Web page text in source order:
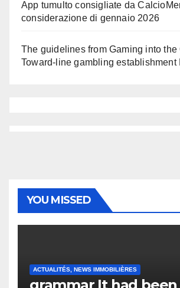
App tumulto consigliate da
considerazione di gennaio 2026
The guidelines from Gaming into the
Toward-line gambling establishment
YOU MISSED
ACTUALITÉS, NEWS IMMOBILIÈRES